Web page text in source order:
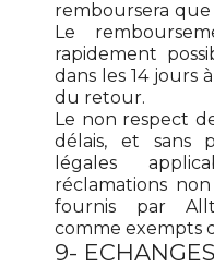
remboursera
Le
rapidement
dans les 14 jours
du retour.
Le non respect
délais, et sans
légales
réclamations
fournis par
comme exempts
9- ECHANGES